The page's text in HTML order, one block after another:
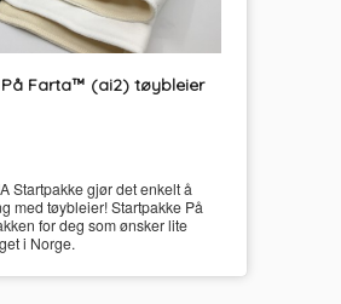
Farta™ (ai2) tøybleier
Startpakke gjør det enkelt å
med tøybleier! Startpakke På
for deg som ønsker lite
i Norge.